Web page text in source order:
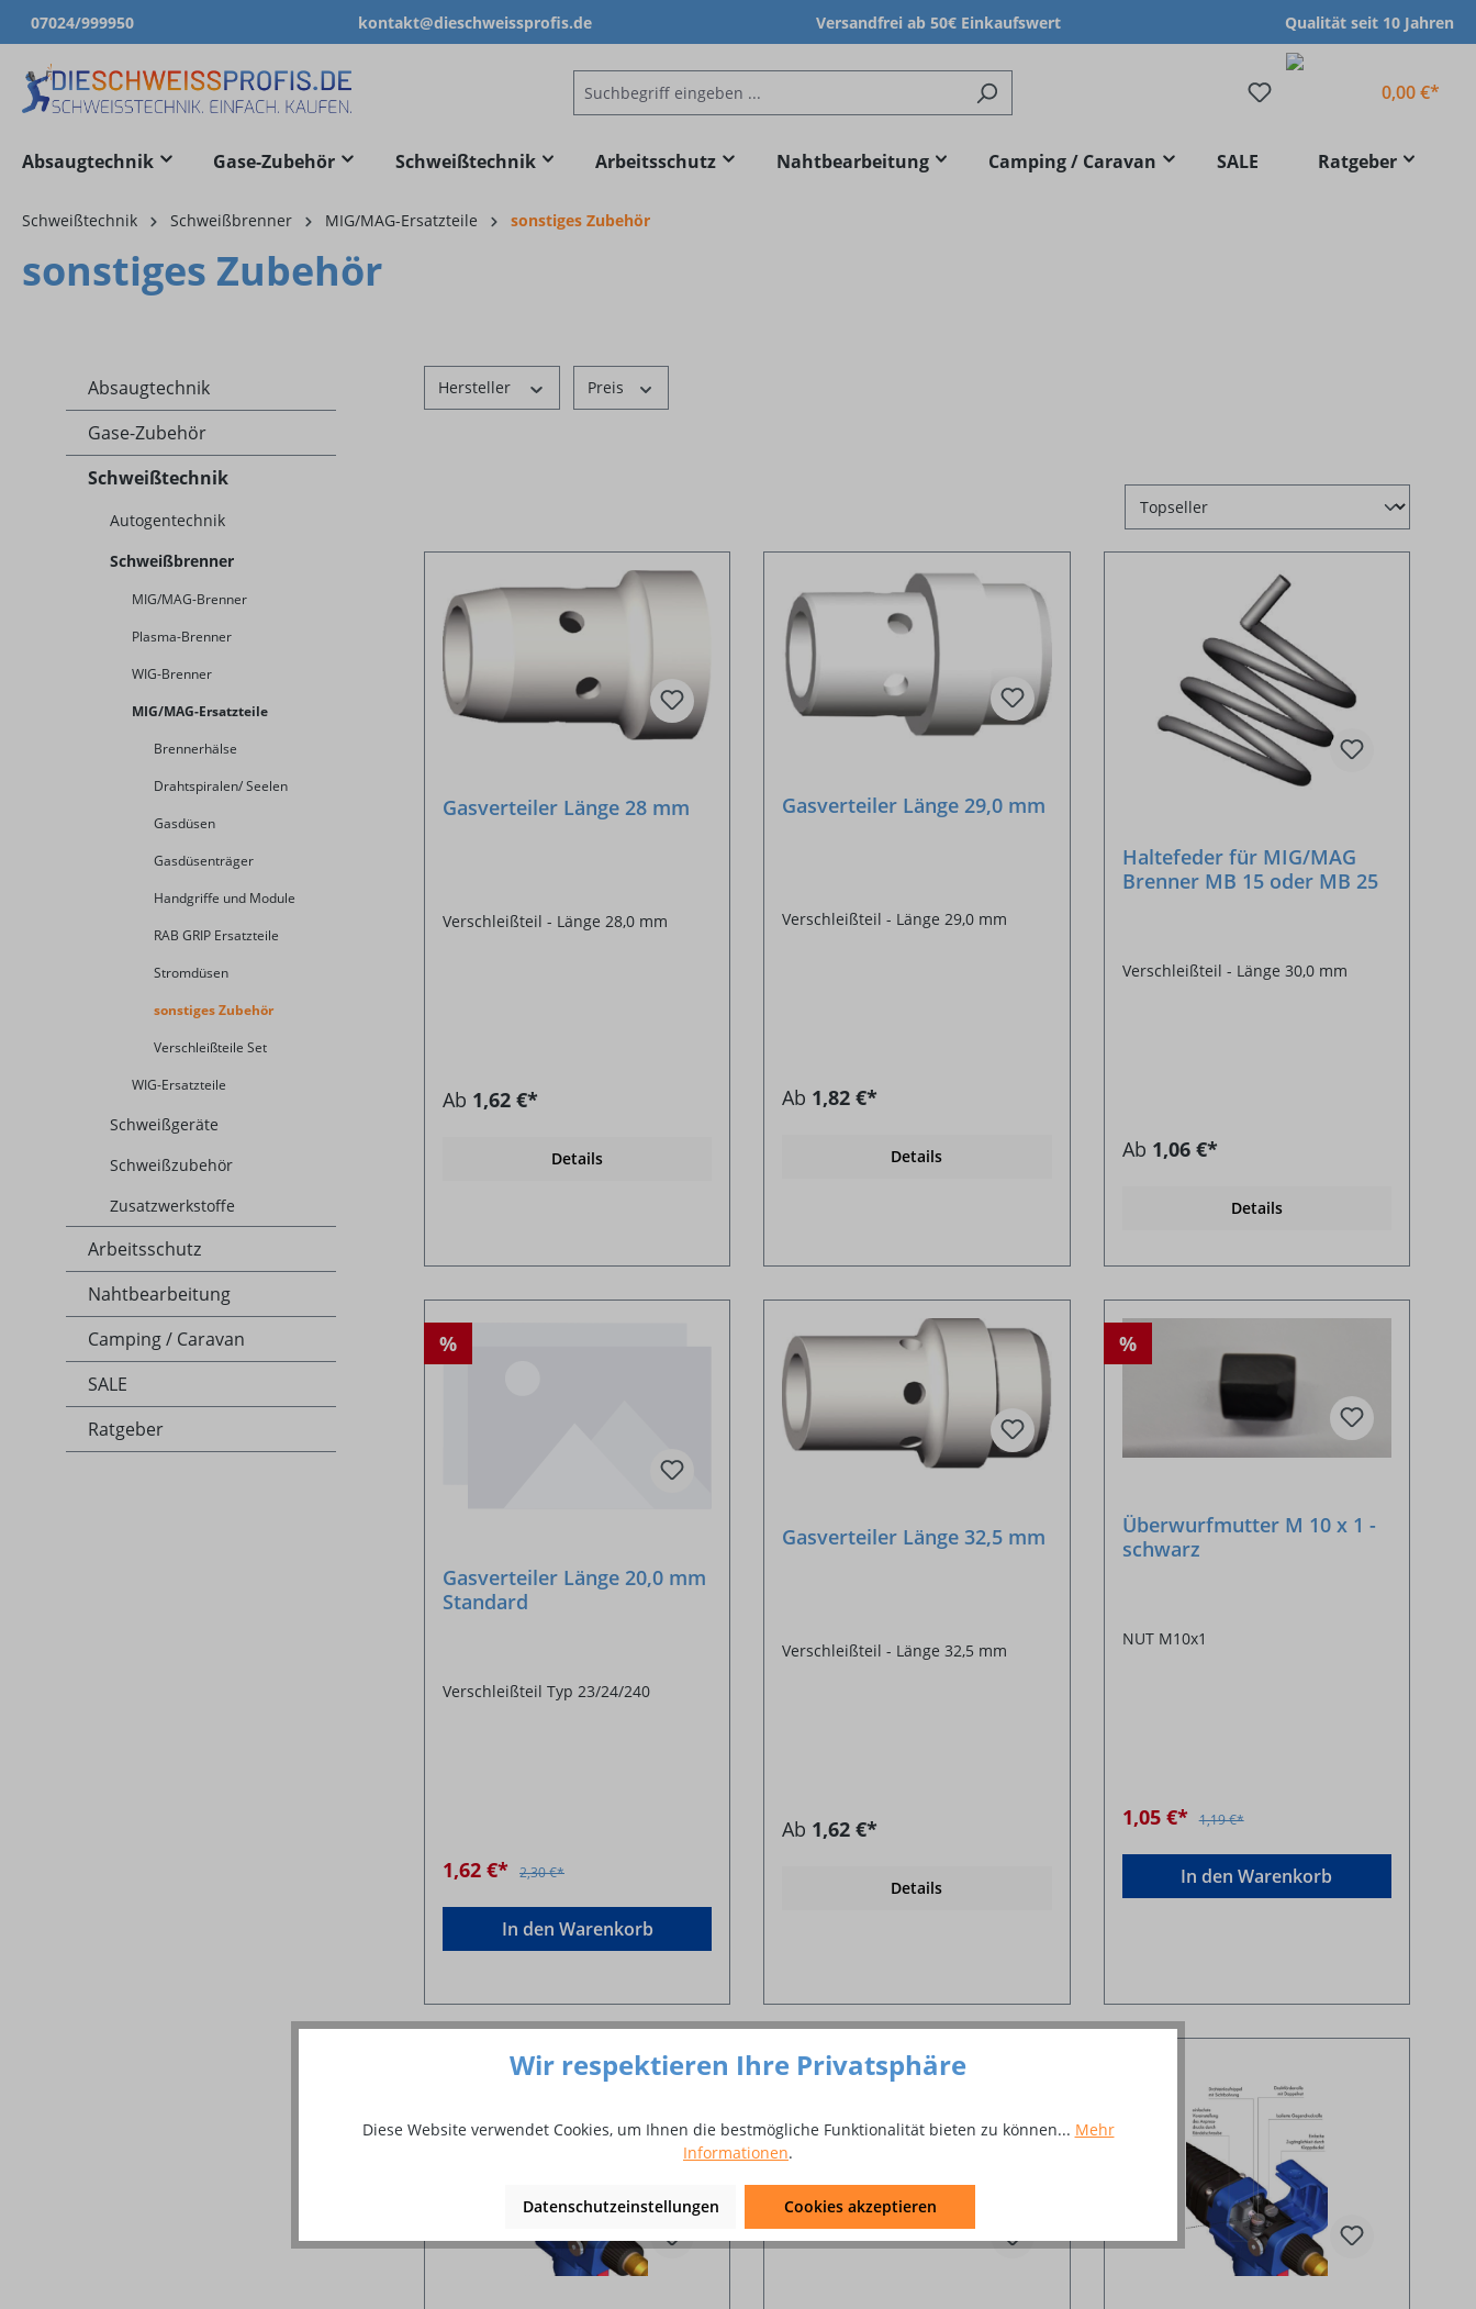
Zur Hauptnavigation springen
07024/999950 kontakt@dieschweissprofis.de Versandfrei ab 50€ Einkaufswert Qualität seit 10 Jahren
0,00 €*
Absaugtechnik Gase-Zubehör Schweißtechnik Arbeitsschutz Nahtbearbeitung Camping / Caravan SALE Ratgeber
Schweißtechnik Schweißbrenner MIG/MAG-Ersatzteile sonstiges Zubehör
sonstiges Zubehör
Absaugtechnik
Gase-Zubehör
Schweißtechnik
Autogentechnik
Schweißbrenner
MIG/MAG-Brenner
Plasma-Brenner
WIG-Brenner
MIG/MAG-Ersatzteile
Brennerhälse
Drahtspiralen/ Seelen
Gasdüsen
Gasdüsenträger
Handgriffe und Module
RAB GRIP Ersatzteile
Stromdüsen
sonstiges Zubehör
Verschleißteile Set
WIG-Ersatzteile
Schweißgeräte
Schweißzubehör
Zusatzwerkstoffe
Arbeitsschutz
Nahtbearbeitung
Camping / Caravan
SALE
Ratgeber
Hersteller Preis
Gasverteiler Länge 28 mm
Verschleißteil - Länge 28,0 mm
Ab 1,62 €*
Details
Gasverteiler Länge 29,0 mm
Verschleißteil - Länge 29,0 mm
Ab 1,82 €*
Details
Haltefeder für MIG/MAG
Brenner MB 15 oder MB 25
Verschleißteil - Länge 30,0 mm
Ab 1,06 €*
Details
%
Gasverteiler Länge 20,0 mm
Standard
Verschleißteil Typ 23/24/240
1,62 €* 2,30 €*
In den Warenkorb
Gasverteiler Länge 32,5 mm
Verschleißteil - Länge 32,5 mm
Ab 1,62 €*
Details
%
Überwurfmutter M 10 x 1 -
schwarz
NUT M10x1
1,05 €* 1,19 €*
In den Warenkorb
Wir respektieren Ihre Privatsphäre
Diese Website verwendet Cookies, um Ihnen die bestmögliche Funktionalität bieten zu können... Mehr
Informationen.
Datenschutzeinstellungen Cookies akzeptieren